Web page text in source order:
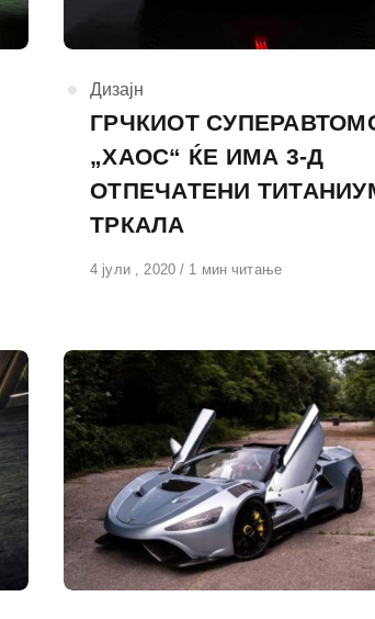
КАтегорија
Дизајн
ГРЧКИОТ
„ХАОС“ ЌЕ ИМА 3-Д
ОТПЕЧАТЕНИ
ТРКАЛА
Објавено
4 јули , 2020 1 мин читање